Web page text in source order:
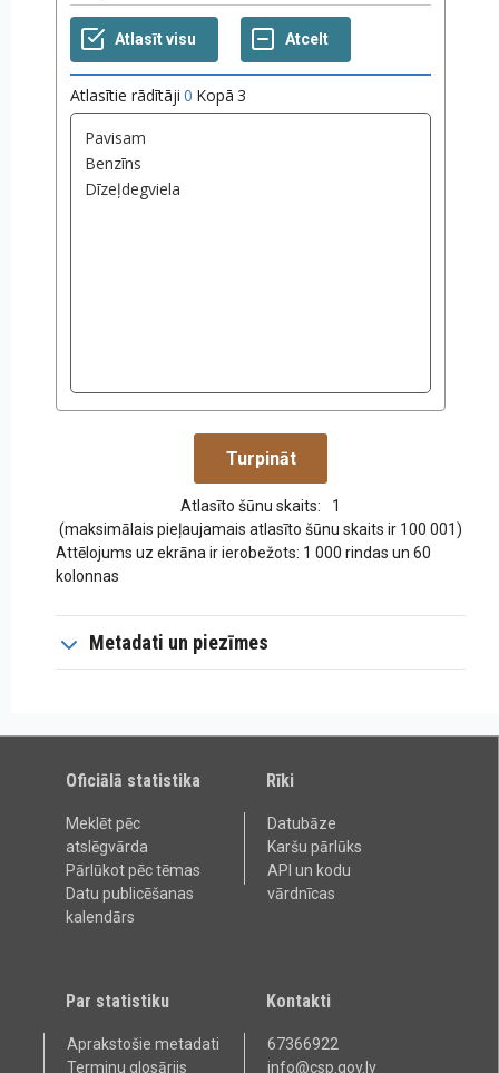
Atlasītie rādītāji 0 Kopā 3
Atlasīto šūnu skaits:
1
(maksimālais pieļaujamais atlasīto šūnu skaits ir 100 001)
Attēlojums uz ekrāna ir ierobežots: 1 000 rindas un 60
kolonnas
Metadati un piezīmes
Oficiālā statistika
Meklēt pēc
atslēgvārda
Pārlūkot pēc tēmas
Datu publicēšanas
kalendārs
Rīki
Datubāze
Karšu pārlūks
API un kodu
vārdnīcas
Par statistiku
Aprakstošie metadati
Terminu glosārijs
Kontakti
67366922
info@csp.gov.lv